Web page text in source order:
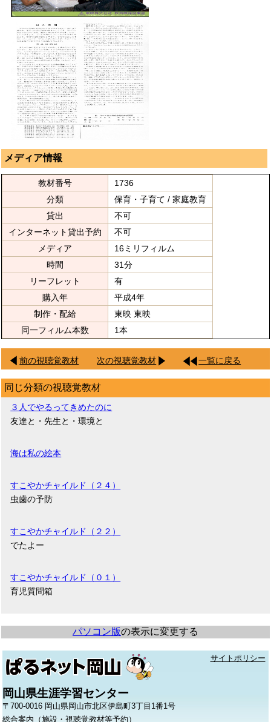
メディア情報
教材番号
1736
分類
保育・子育て / 家庭教育
貸出
不可
インターネット貸出予約
不可
メディア
16ミリフィルム
時間
31分
リーフレット
有
購入年
平成4年
制作・配給
東映 東映
同一フィルム本数
1本
前の視聴覚教材 次の視聴覚教材 一覧に戻る
同じ分類の視聴覚教材
３人でやるってきめたのに
友達と・先生と・環境と
海は私の絵本
すこやかチャイルド（２４）
虫歯の予防
すこやかチャイルド（２２）
でたよー
すこやかチャイルド（０１）
育児質問箱
パソコン版の表示に変更する
サイトポリシー
岡山県生涯学習センター
〒700-0016 岡山県岡山市北区伊島町3丁目1番1号
総合案内（施設・視聴覚教材等予約）